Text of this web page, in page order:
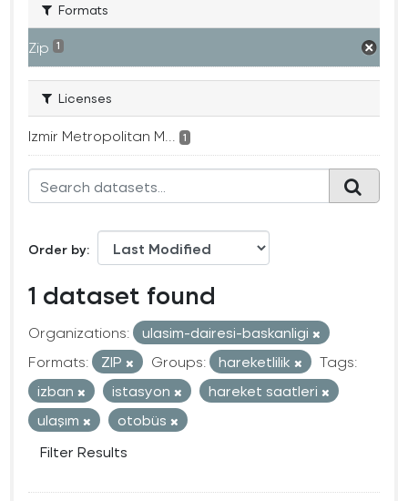
Formats
Zip 1
Licenses
Izmir Metropolitan M... 1
Order by
1 dataset found
Organizations:
ulasim-dairesi-baskanligi
Formats:
ZIP Groups: hareketlilik
Tags:
izban
istasyon
hareket saatleri
ulaşım
otobüs
Filter Results